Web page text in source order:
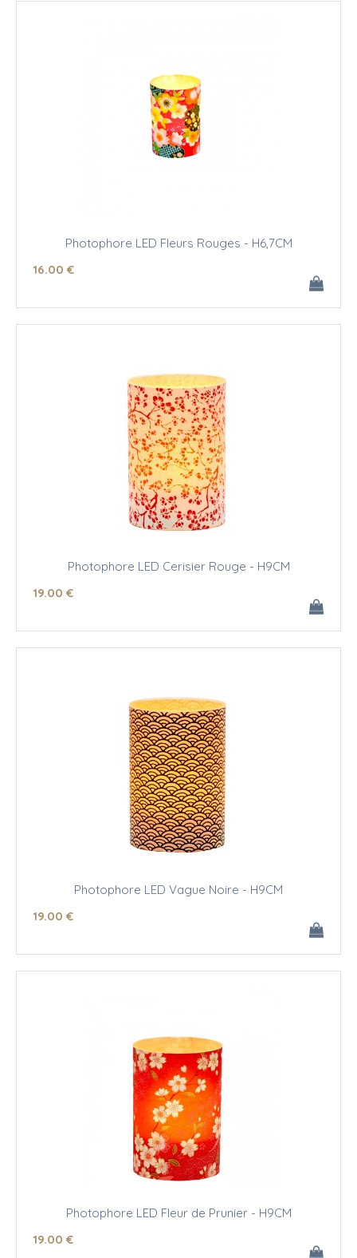
Photophore LED Fleurs Rouges - H6,7CM
16.00 €
Photophore LED Cerisier Rouge - H9CM
19.00 €
Photophore LED Vague Noire - H9CM
19.00 €
Photophore LED Fleur de Prunier - H9CM
19.00 €